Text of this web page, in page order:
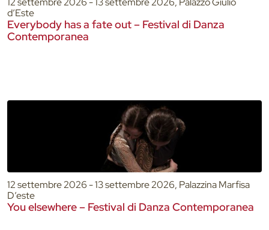
d’Este
Everybody has a fate out – Festival di Danza
Contemporanea
12 settembre 2026 - 13 settembre 2026, Palazzina Marfisa
D’este
You elsewhere – Festival di Danza Contemporanea